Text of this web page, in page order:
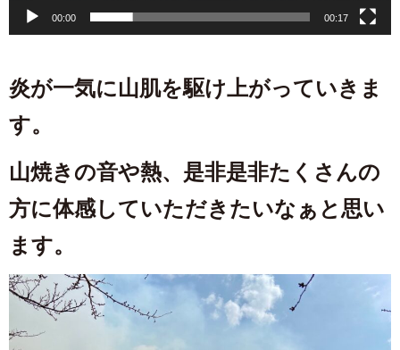
00:00 00:17
炎が一気に山肌を駆け上がっていきま
す。
山焼きの音や熱、是非是非たくさんの
方に体感していただきたいなぁと思い
ます。